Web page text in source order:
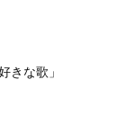
きな歌」